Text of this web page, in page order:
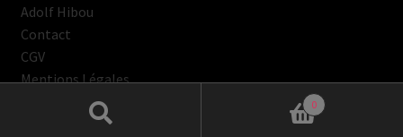
Adolf Hibou
Contact
CGV
Mentions Légales
0